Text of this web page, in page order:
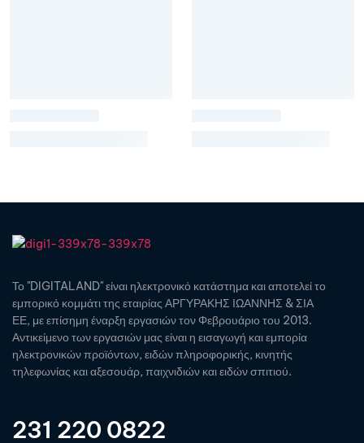
Το "DIGITALAND" είναι ηλεκτρονικό κατάστημα και αποτελεί το
εμπορικό κομμάτι της εταιρίας ΑΡΓΥΡΑΚΗΣ ΙΩΑΝΝΗΣ & ΣΙΑ
ΕΕ, με επίσημη έναρξη εργασιών τον Φεβρουάριο του 2013.
Αντικείμενο των εργασιών μας είναι η εισαγωγή και εμπορία
ηλεκτρονικών προϊόντων, ειδών πληροφορικής, κινητής
τηλεφωνίας και αξεσουάρ, παιχνιδιών και ειδών σπιτιού.
231 220 0822